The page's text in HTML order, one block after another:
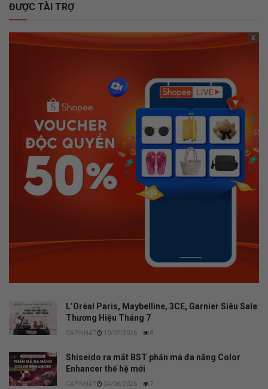
ĐƯỢC TÀI TRỢ
x
L’Oréal Paris, Maybelline, 3CE, Garnier Siêu Sale
Thương Hiệu Tháng 7
10/07/2026 8
Shiseido ra mắt BST phấn má đa năng Color
Enhancer thế hệ mới
24/06/2026 7